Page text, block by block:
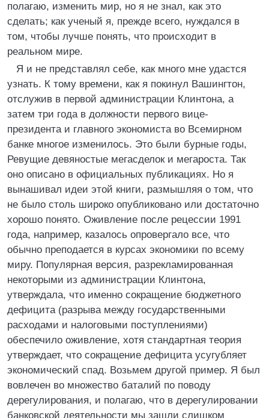
полагаю, изменить мир, но я не знал, как это
сделать; как ученый я, прежде всего, нуждался в
том, чтобы лучше понять, что происходит в
реальном мире.
Я и не представлял себе, как много мне удастся
узнать. К тому времени, как я покинул Вашингтон,
отслужив в первой администрации Клинтона, а
затем три года в должности первого вице-
президента и главного экономиста во Всемирном
банке многое изменилось. Это были бурные годы,
Ревущие девяностые мегасделок и мегароста. Так
оно описано в официальных публикациях. Но я
вынашивал идеи этой книги, размышляя о том, что
не было столь широко опубликовано или достаточно
хорошо понято. Оживление после рецессии 1991
года, например, казалось опровергало все, что
обычно преподается в курсах экономики по всему
миру. Популярная версия, разрекламированная
некоторыми из администрации Клинтона,
утверждала, что именно сокращение бюджетного
дефицита (разрыва между государственными
расходами и налоговыми поступлениями)
обеспечило оживление, хотя стандартная теория
утверждает, что сокращение дефицита усугубляет
экономический спад. Возьмем другой пример. Я был
вовлечен во множество баталий по поводу
дерегулирования, и полагаю, что в дерегулировании
банковской деятельности мы зашли слишком